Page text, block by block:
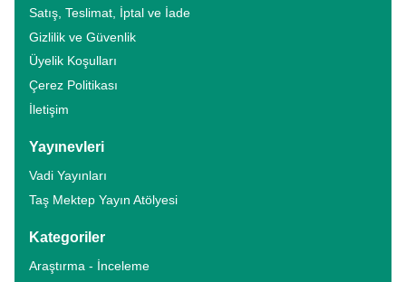
Satış, Teslimat, İptal ve İade
Gizlilik ve Güvenlik
Üyelik Koşulları
Çerez Politikası
İletişim
Yayınevleri
Vadi Yayınları
Taş Mektep Yayın Atölyesi
Kategoriler
Araştırma - İnceleme